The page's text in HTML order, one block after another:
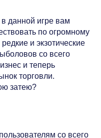
данной игре вам
по огромному
и экзотические
со всего
и теперь
торговли.
затею?
пользователям со всего